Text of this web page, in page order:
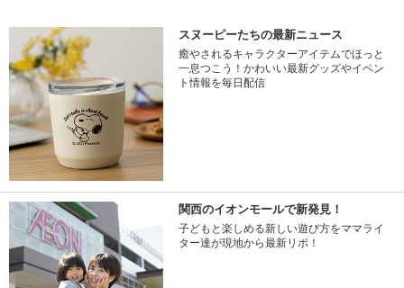
スヌーピーたちの最新ニュース
癒やされるキャラクターアイテムでほっと
一息つこう！かわいい最新グッズやイベン
ト情報を毎日配信
関西のイオンモールで新発見！
子どもと楽しめる新しい遊び方をママライ
ター達が現地から最新リポ！